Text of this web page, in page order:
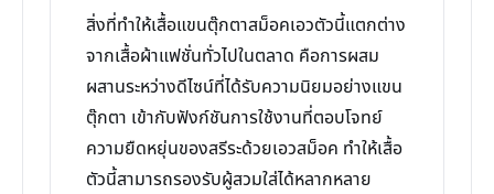
สิ่งที่ทำให้เสื้อแขนตุ๊กตาสม็อคเอวตัวนี้แตกต่าง
จากเสื้อผ้าแฟชั่นทั่วไปในตลาด คือการผสม
ผสานระหว่างดีไซน์ที่ได้รับความนิยมอย่างแขน
ตุ๊กตา เข้ากับฟังก์ชันการใช้งานที่ตอบโจทย์
ความยืดหยุ่นของสรีระด้วยเอวสม็อค ทำให้เสื้อ
ตัวนี้สามารถรองรับผู้สวมใส่ได้หลากหลาย